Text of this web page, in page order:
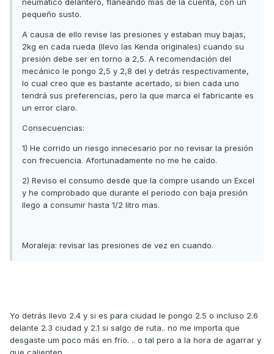
neumático delantero, flaneando mas de la cuenta, con un
pequeño susto.
A causa de ello revise las presiones y estaban muy bajas,
2kg en cada rueda (llevo las Kenda originales) cuando su
presión debe ser en torno a 2,5. A recomendación del
mecánico le pongo 2,5 y 2,8 del y detrás respectivamente,
lo cual creo que es bastante acertado, si bien cada uno
tendrá sus preferencias, pero la que marca el fabricante es
un error claro.
Consecuencias:
1) He corrido un riesgo innecesario por no revisar la presión
con frecuencia. Afortunadamente no me he caído.
2) Reviso el consumo desde que la compre usando un Excel
y he comprobado que durante el periodo con baja presión
llego a consumir hasta 1/2 litro mas.
Moraleja: revisar las presiones de vez en cuando.
Yo detrás llevo 2.4 y si es para ciudad le pongo 2.5 o incluso 2.6
delante 2.3 ciudad y 2.1 si salgo de ruta.. no me importa que
desgaste um poco más en frío. .. o tal pero a la hora de agarrar y